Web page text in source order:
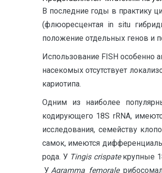
В последние годы в практику
(флюоресцентая in situ
положение отдельных генов и
Использование FISH особенно
насекомых отсутствует
кариотипа.
Одним из наиболее
кодирующего 18S rRNA,
исследования, семейству
самок, имеются
рода. У Tingis crispateкрупные
У Agramma femorale